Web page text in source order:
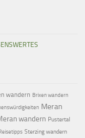
wandern Brixen wandern
Meran
wandern Pustertal
Sterzing wandern